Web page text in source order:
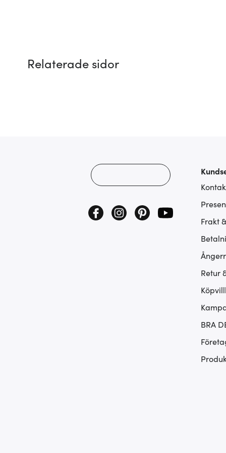
Relaterade sidor
Frakt
Retur
BRA